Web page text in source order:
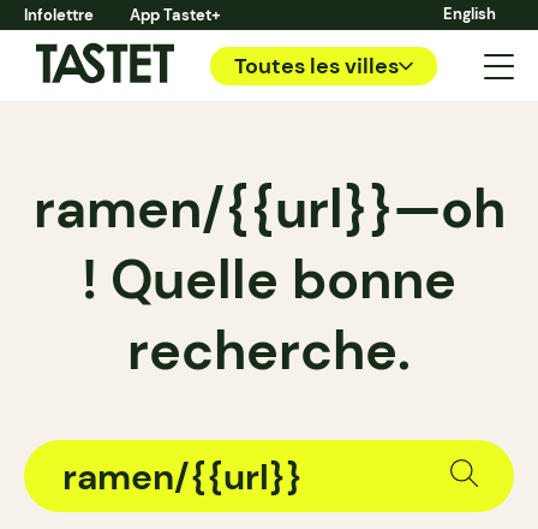
Infolettre App Tastet+ English
Toutes les villes
ramen/{{url}}—oh
! Quelle bonne
recherche.